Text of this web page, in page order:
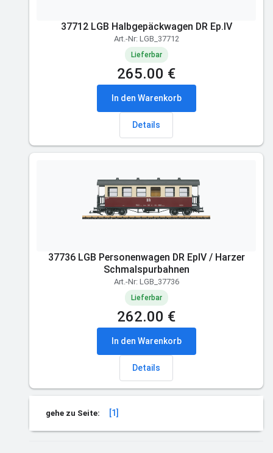
37712 LGB Halbgepäckwagen DR Ep.IV
Art.-Nr: LGB_37712
Lieferbar
265.00 €
In den Warenkorb
Details
37736 LGB Personenwagen DR EpIV / Harzer
Schmalspurbahnen
Art.-Nr: LGB_37736
Lieferbar
262.00 €
In den Warenkorb
Details
gehe zu Seite: [1]